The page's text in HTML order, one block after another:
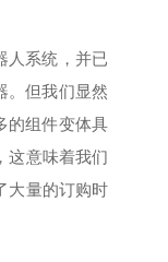
人系统，并已
。但我们显然
的组件变体具
这意味着我们
大量的订购时